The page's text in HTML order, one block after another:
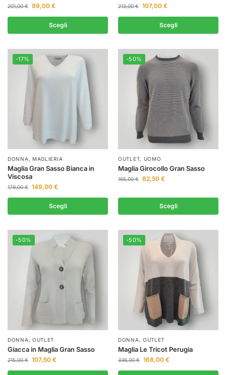
201,00€ 99,00 €
Scegli
213,00€ 107,00 €
Scegli
-17%
DONNA , MAGLIERIA
Maglia Gran Sasso Bianca in
Viscosa
179,00€ 149,00 €
Scegli
-50%
OUTLET, UOMO
Maglia Girocollo Gran Sasso
165,00€ 82,50 €
Scegli
-50%
DONNA , OUTLET
Giacca in Maglia Gran Sasso
215,00€ 107,50 €
-50%
DONNA , OUTLET
Maglia Le Tricot Perugia
336,00€ 168,00 €